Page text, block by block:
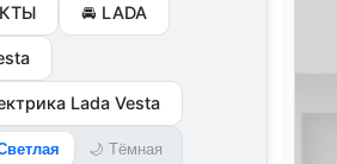
🚘 LADA
Lada Vesta
🌙 Тёмная